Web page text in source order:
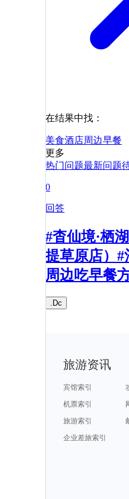
在结果中找：
美食酒店周边早餐
更多
热门问题最新问题
0
回答
#杳仙境·栖
提草原店）#
周边吃早餐
.Dc
旅游资讯
宾馆索引
机票索引
旅游索引
企业差旅索引